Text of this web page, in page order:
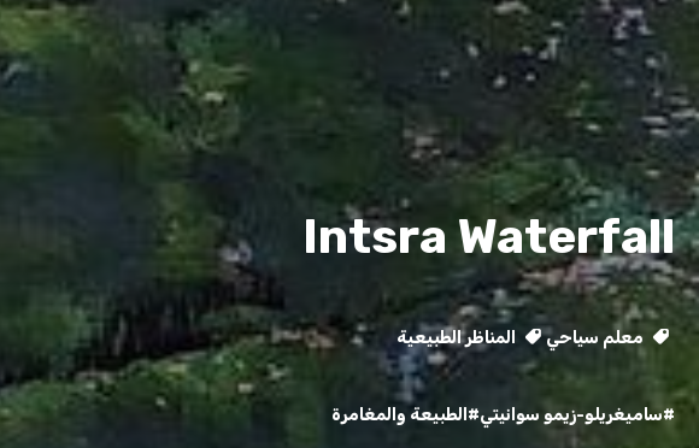
Intsra Waterfall
معلم سياحي المناظر الطبيعية
#ساميغريلو-زيمو سوانيتي#الطبيعة والمغامرة